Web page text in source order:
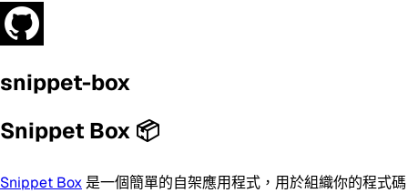
snippet-box
Snippet Box 📦
Snippet Box 是一個簡單的自架應用程式，用於組織你的程式碼